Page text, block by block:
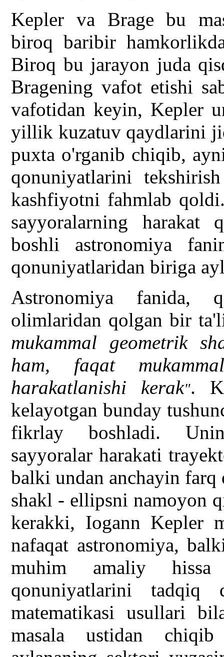
Kepler va Brage bu
biroq baribir
Biroq bu jarayon juda
Bragening vafot etishi
vafotidan keyin, Kepler
yillik kuzatuv qaydlarini
puxta o'rganib chiqib,
qonuniyatlarini
kashfiyotni fahmlab
sayyoralarning harakat
boshli astronomiya
qonuniyatlaridan biriga
Astronomiya fanida,
olimlaridan qolgan bir
mukammal geometrik
ham, faqat
harakatlanishi kerak".
kelayotgan bunday
fikrlay boshladi.
sayyoralar harakati
balki undan anchayin
shakl - ellipsni namoyon
kerakki, Iogann Kepler
nafaqat astronomiya,
muhim amaliy hissa
qonuniyatlarini
matematikasi usullari
masala ustidan